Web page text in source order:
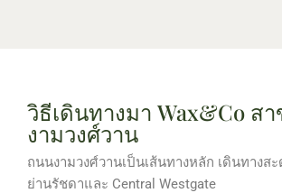
วิธีเดินทางมา Wax&Co สา
งามวงศ์วาน
ถนนงามวงศ์วานเป็นเส้นทางหลัก เดินทางส
ย่านรัชดาและ Central Westgate